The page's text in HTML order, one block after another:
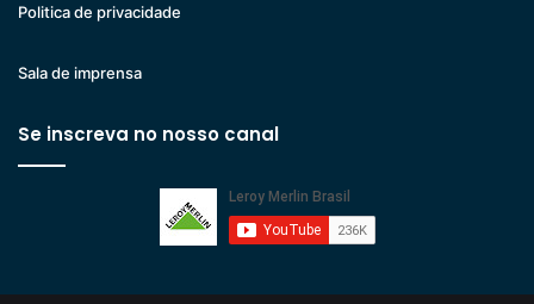
Politica de privacidade
Sala de imprensa
Se inscreva no nosso canal